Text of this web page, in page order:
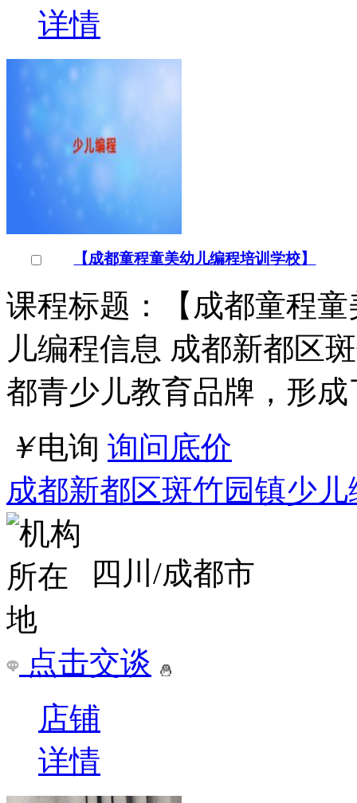
详情
【成都童程童美幼儿编程培训学校】
课程标题：【成都童程
儿编程信息 成都新都区
都青少儿教育品牌，形成
￥电询 询问底价
成都新都区斑竹园镇少
四川/成都市
点击交谈
店铺
详情